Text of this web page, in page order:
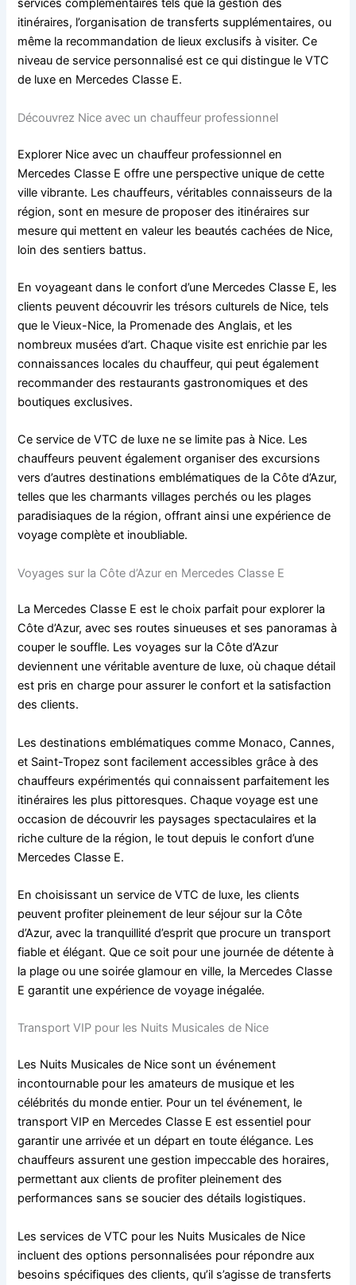
services complémentaires tels que la gestion des
itinéraires, l’organisation de transferts supplémentaires, ou
même la recommandation de lieux exclusifs à visiter. Ce
niveau de service personnalisé est ce qui distingue le VTC
de luxe en Mercedes Classe E.
Découvrez Nice avec un chauffeur professionnel
Explorer Nice avec un chauffeur professionnel en
Mercedes Classe E offre une perspective unique de cette
ville vibrante. Les chauffeurs, véritables connaisseurs de la
région, sont en mesure de proposer des itinéraires sur
mesure qui mettent en valeur les beautés cachées de Nice,
loin des sentiers battus.
En voyageant dans le confort d’une Mercedes Classe E, les
clients peuvent découvrir les trésors culturels de Nice, tels
que le Vieux-Nice, la Promenade des Anglais, et les
nombreux musées d’art. Chaque visite est enrichie par les
connaissances locales du chauffeur, qui peut également
recommander des restaurants gastronomiques et des
boutiques exclusives.
Ce service de VTC de luxe ne se limite pas à Nice. Les
chauffeurs peuvent également organiser des excursions
vers d’autres destinations emblématiques de la Côte d’Azur,
telles que les charmants villages perchés ou les plages
paradisiaques de la région, offrant ainsi une expérience de
voyage complète et inoubliable.
Voyages sur la Côte d’Azur en Mercedes Classe E
La Mercedes Classe E est le choix parfait pour explorer la
Côte d’Azur, avec ses routes sinueuses et ses panoramas à
couper le souffle. Les voyages sur la Côte d’Azur
deviennent une véritable aventure de luxe, où chaque détail
est pris en charge pour assurer le confort et la satisfaction
des clients.
Les destinations emblématiques comme Monaco, Cannes,
et Saint-Tropez sont facilement accessibles grâce à des
chauffeurs expérimentés qui connaissent parfaitement les
itinéraires les plus pittoresques. Chaque voyage est une
occasion de découvrir les paysages spectaculaires et la
riche culture de la région, le tout depuis le confort d’une
Mercedes Classe E.
En choisissant un service de VTC de luxe, les clients
peuvent profiter pleinement de leur séjour sur la Côte
d’Azur, avec la tranquillité d’esprit que procure un transport
fiable et élégant. Que ce soit pour une journée de détente à
la plage ou une soirée glamour en ville, la Mercedes Classe
E garantit une expérience de voyage inégalée.
Transport VIP pour les Nuits Musicales de Nice
Les Nuits Musicales de Nice sont un événement
incontournable pour les amateurs de musique et les
célébrités du monde entier. Pour un tel événement, le
transport VIP en Mercedes Classe E est essentiel pour
garantir une arrivée et un départ en toute élégance. Les
chauffeurs assurent une gestion impeccable des horaires,
permettant aux clients de profiter pleinement des
performances sans se soucier des détails logistiques.
Les services de VTC pour les Nuits Musicales de Nice
incluent des options personnalisées pour répondre aux
besoins spécifiques des clients, qu’il s’agisse de transferts